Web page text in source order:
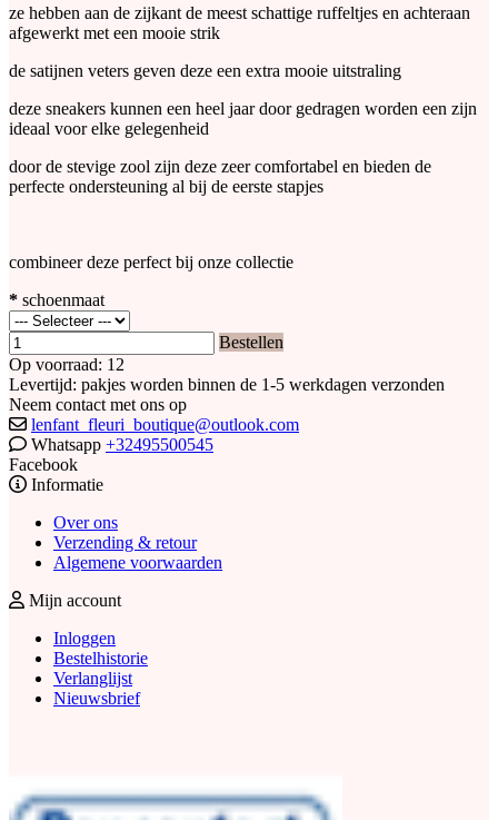
ze hebben aan de zijkant de meest schattige ruffeltjes en achteraan
afgewerkt met een mooie strik
de satijnen veters geven deze een extra mooie uitstraling
deze sneakers kunnen een heel jaar door gedragen worden een zijn
ideaal voor elke gelegenheid
door de stevige zool zijn deze zeer comfortabel en bieden de
perfecte ondersteuning al bij de eerste stapjes
combineer deze perfect bij onze collectie
* schoenmaat
Bestellen
Op voorraad: 12
Levertijd: pakjes worden binnen de 1-5 werkdagen verzonden
Neem contact met ons op
lenfant_fleuri_boutique@outlook.com
Whatsapp +32495500545
Facebook
Informatie
Over ons
Verzending & retour
Algemene voorwaarden
Mijn account
Inloggen
Bestelhistorie
Verlanglijst
Nieuwsbrief